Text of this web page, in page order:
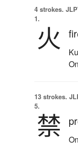
4 strokes.
1.
火
13 strokes.
5.
禁